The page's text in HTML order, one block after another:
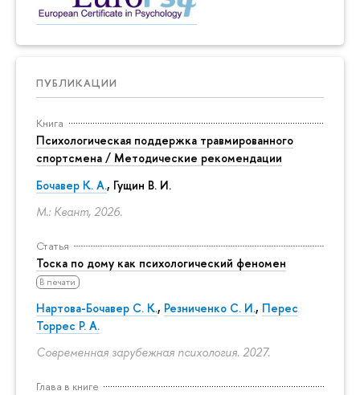
ПУБЛИКАЦИИ
Книга
Психологическая поддержка травмированного
спортсмена / Методические рекомендации
Бочавер К. А., Гущин В. И.
М.: Квант, 2026.
Статья
Тоска по дому как психологический феномен
В печати
Нартова-Бочавер С. К., Резниченко С. И., Перес
Торрес Р. А.
Современная зарубежная психология. 2027.
Глава в книге